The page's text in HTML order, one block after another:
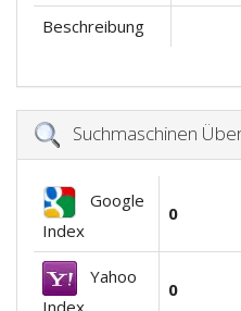
Beschreibung
Suchmaschinen
Google
Index
0
Yahoo
0